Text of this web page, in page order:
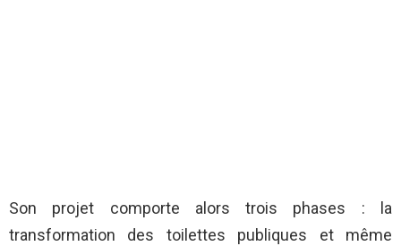
Son projet comporte alors trois phases : la
transformation des toilettes publiques et même